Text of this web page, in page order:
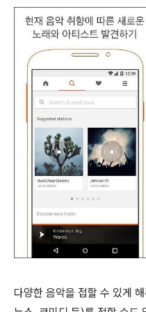
다양한 음악을 접할 수 있게